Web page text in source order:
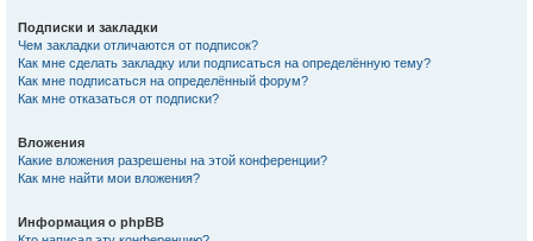
Подписки и закладки
Чем закладки отличаются от подписок?
Как мне сделать закладку или подписаться на определённую тему?
Как мне подписаться на определённый форум?
Как мне отказаться от подписки?
Вложения
Какие вложения разрешены на этой конференции?
Как мне найти мои вложения?
Информация о phpBB